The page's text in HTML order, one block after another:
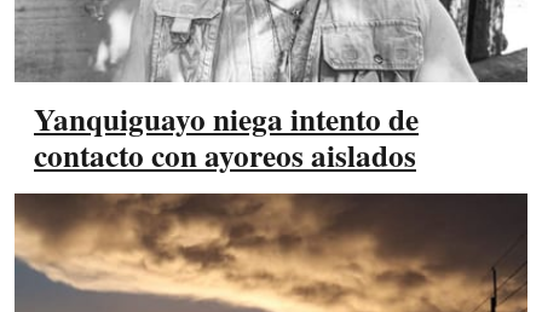
Yanquiguayo niega intento de
contacto con ayoreos aislados